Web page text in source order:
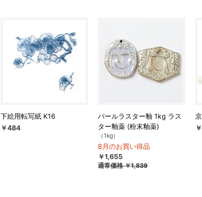
下絵用転写紙 K16
￥484
パールラスター釉 1kg ラス
ター釉薬 (粉末釉薬)
（1kg）
8月のお買い得品
￥1,655
通常価格￥1,839